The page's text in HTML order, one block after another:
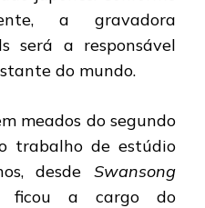
a gravadora
será a responsável
do mundo.
meados do segundo
trabalho de estúdio
desde Swansong
ficou a cargo do